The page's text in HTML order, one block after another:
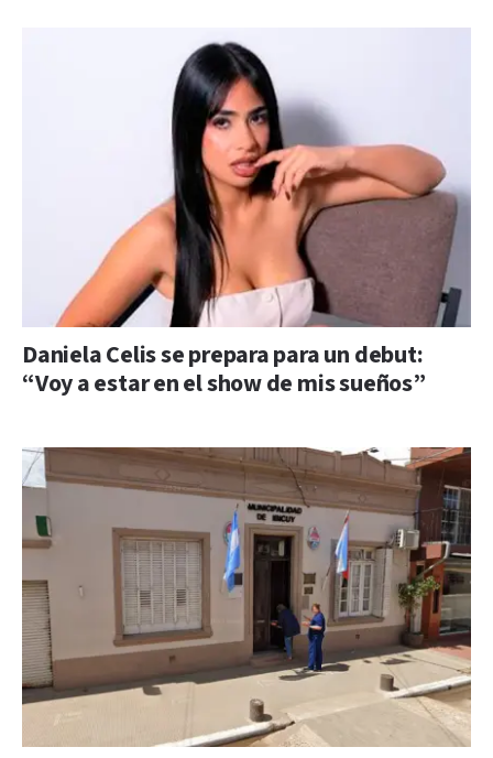
Daniela Celis se prepara para un debut:
“Voy a estar en el show de mis sueños”